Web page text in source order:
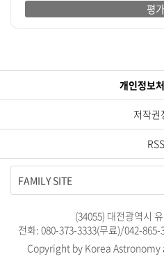
평가
개인정보
저작권
RSS
FAMILY SITE
(34055) 대전광역시
전화: 080-373-3333(무료)/042-
Copyright by Korea